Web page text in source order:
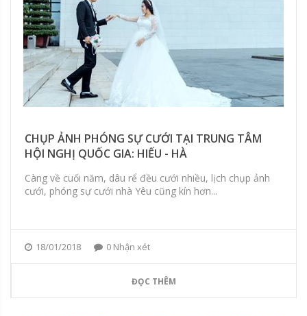
CHỤP ẢNH PHÓNG SỰ CƯỚI TẠI TRUNG TÂM
HỘI NGHỊ QUỐC GIA: HIẾU - HÀ
Càng về cuối năm, dâu rể đều cưới nhiều, lịch chụp ảnh
cưới, phóng sự cưới nhà Yêu cũng kín hơn...
18/01/2018 0 Nhận xét
ĐỌC THÊM